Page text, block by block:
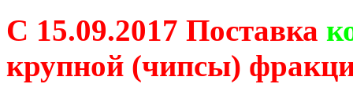
С 15.09.2017 Поставка
крупной (чипсы)